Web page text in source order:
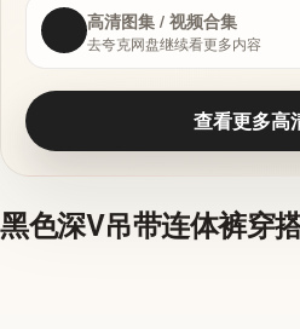
高清图集 / 视频合集
去夸克网盘继续看更多内容
查看更多高
黑色深V吊带连体裤穿